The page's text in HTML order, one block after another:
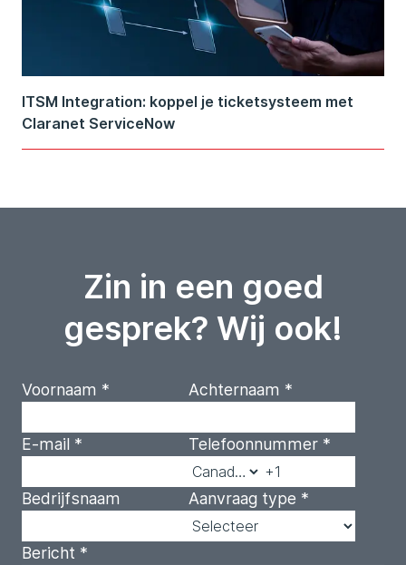
ITSM Integration: koppel je ticketsysteem met
Claranet ServiceNow
Zin in een goed
gesprek? Wij ook!
Voornaam * Achternaam *
E-mail * Telefoonnummer *
Bedrijfsnaam Aanvraag type *
Bericht *